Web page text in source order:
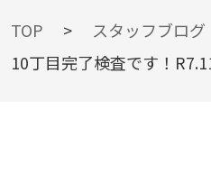
BLOG
TOP > スタッフブログ
10丁目完了検査です！